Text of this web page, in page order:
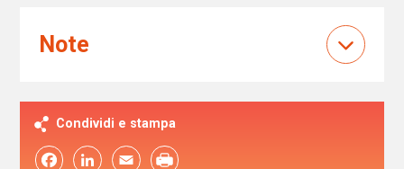
Note
Condividi e stampa
FacebookLinkedIn Email